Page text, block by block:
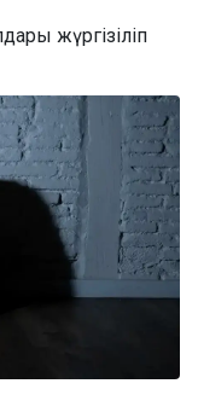
жүргізіліп